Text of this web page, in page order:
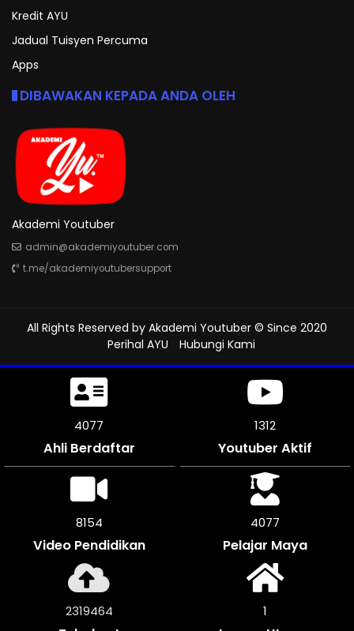
Kredit AYU
Jadual Tuisyen Percuma
Apps
DIBAWAKAN KEPADA ANDA OLEH
Akademi Youtuber
admin@akademiyoutuber.com
t.me/akademiyoutubersupport
All Rights Reserved by Akademi Youtuber © Since 2020
Perihal AYU
Hubungi Kami
4557
Ahli Berdaftar
1312
Youtuber Aktif
9114
Video Pendidikan
4554
Pelajar Maya
2592744 1